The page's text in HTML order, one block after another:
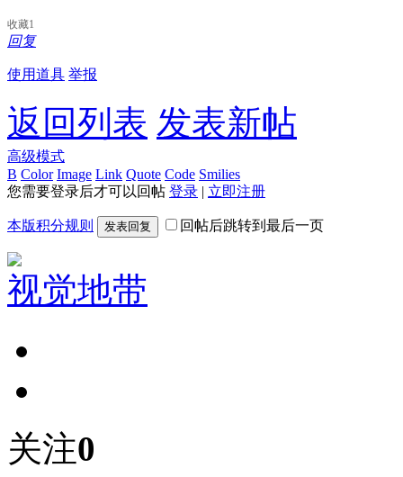
收藏1
回复
使用道具 举报
返回列表 发表新帖
高级模式
B Color Image Link Quote Code Smilies
您需要登录后才可以回帖 登录 | 立即注册
本版积分规则 发表回复 回帖后跳转到最后一页
视觉地带
关注0